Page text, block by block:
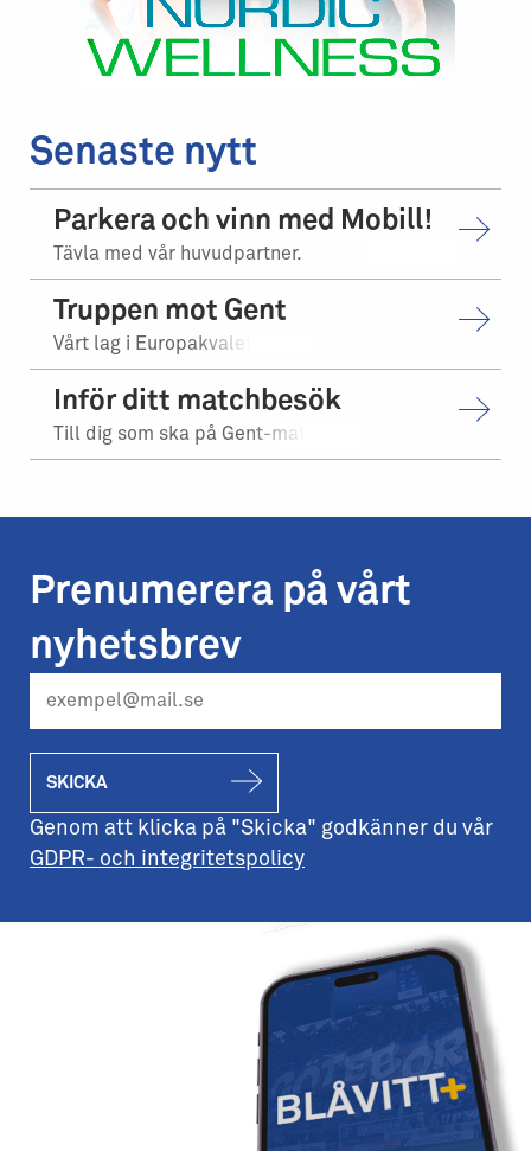
Senaste nytt
Parkera och vinn med Mobill!
Tävla med vår huvudpartner.
Truppen mot Gent
Vårt lag i Europakvalet.
Inför ditt matchbesök
Till dig som ska på Gent-matchen.
Prenumerera på vårt
nyhetsbrev
SKICKA
Genom att klicka på "Skicka" godkänner du vår
GDPR- och integritetspolicy